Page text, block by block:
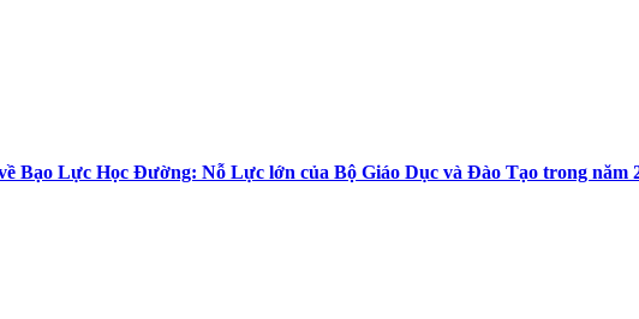
Bạo Lực Học Đường: Nỗ Lực lớn của Bộ Giáo Dục và Đào Tạo trong năm